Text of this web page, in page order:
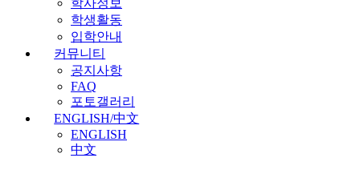
학생활동
입학안내
커뮤니티
공지사항
FAQ
포토갤러리
ENGLISH/中文
ENGLISH
中文